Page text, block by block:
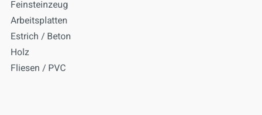
Feinsteinzeug
Arbeitsplatten
Estrich / Beton
Holz
Fliesen / PVC